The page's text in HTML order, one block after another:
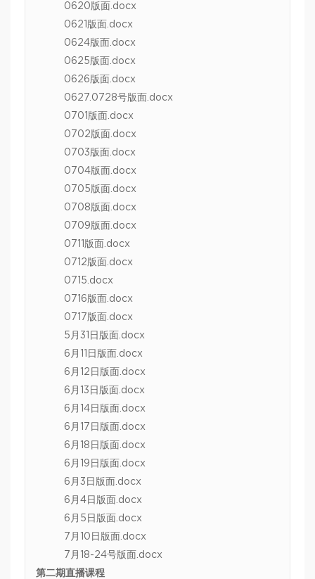
0620版面.docx
0621版面.docx
0624版面.docx
0625版面.docx
0626版面.docx
0627.0728号版面.docx
0701版面.docx
0702版面.docx
0703版面.docx
0704版面.docx
0705版面.docx
0708版面.docx
0709版面.docx
0711版面.docx
0712版面.docx
0715.docx
0716版面.docx
0717版面.docx
5月31日版面.docx
6月11日版面.docx
6月12日版面.docx
6月13日版面.docx
6月14日版面.docx
6月17日版面.docx
6月18日版面.docx
6月19日版面.docx
6月3日版面.docx
6月4日版面.docx
6月5日版面.docx
7月10日版面.docx
7月18-24号版面.docx
第二期直播课程